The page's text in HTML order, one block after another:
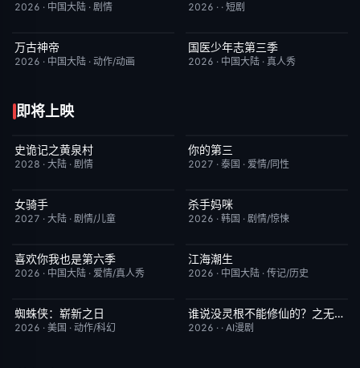
2026 · 中国大陆 · 剧情 2026 · · 短剧
更新至第7集
万古神帝
2026 · 中国大陆 · 动作/动画
本周更新
国医少年志第三季
2026 · 中国大陆 · 真人秀
即将上映
6月23日更新
史诡记之黄泉村
2028 · 大陆 · 剧情
更新至第02集
你的第三
2027 · 泰国 · 爱情/同性
7月15日更新
女骑手
2027 · 大陆 · 剧情/儿童
更新至第02集
杀手妈咪
2026 · 韩国 · 剧情/惊悚
今日更新
喜欢你我也是第六季
2026 · 中国大陆 · 爱情/真人秀
更新至第22集
江海潮生
2026 · 中国大陆 · 传记/历史
TC中字
蜘蛛侠：崭新之日
2026 · 美国 · 动作/科幻
完结 5.0谁说没灵根不能修仙的？之无灵证道第五季
2026 · · AI漫剧